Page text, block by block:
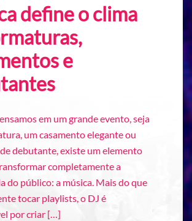
define o clima
e
em um grande evento, seja
um casamento elegante ou
debutante, existe um elemento
completamente a
do público: a música. Mais do que
tocar playlists, o DJ é
por criar […]